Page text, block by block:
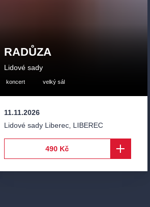
RADŮZA
Lidové sady
koncert velký sál
11.11.2026
Lidové sady Liberec, LIBEREC
490 Kč